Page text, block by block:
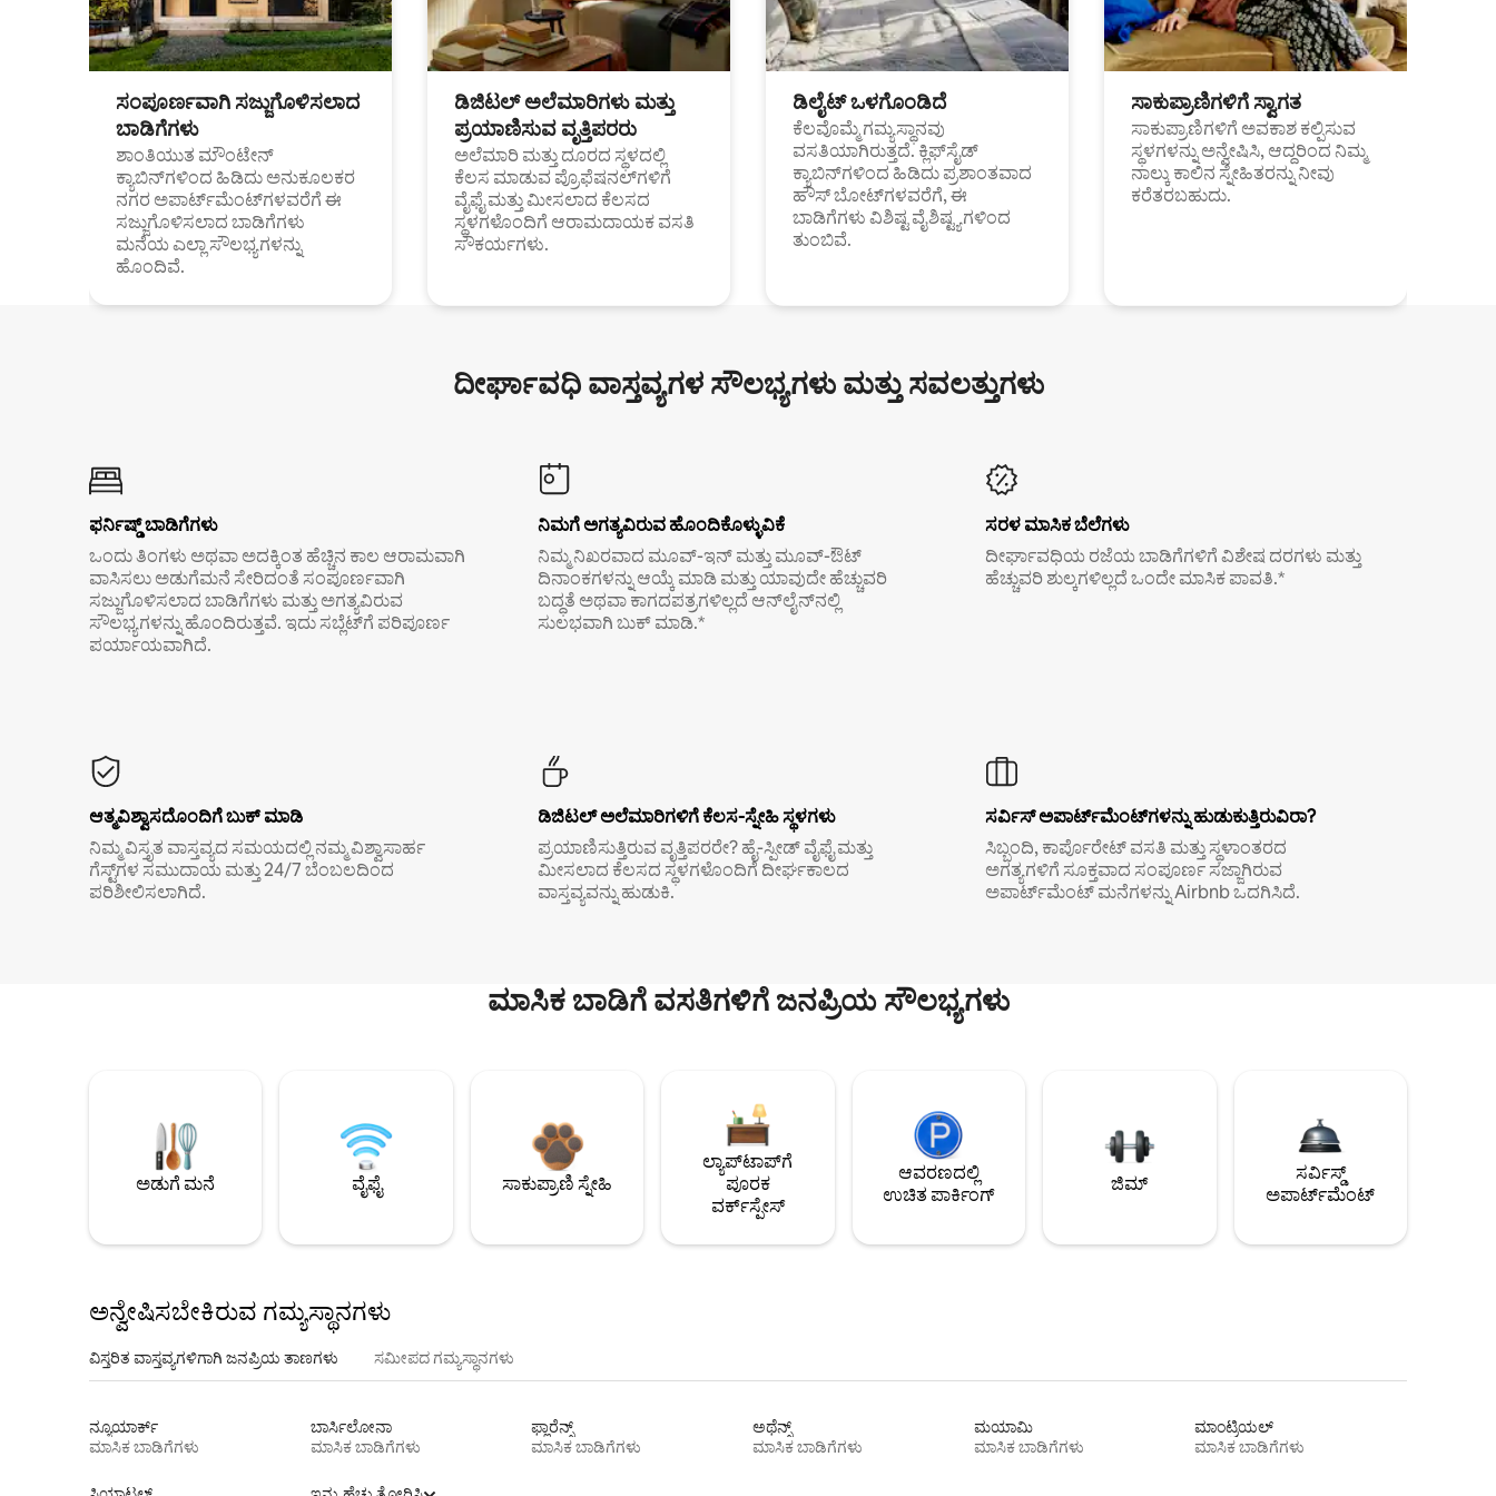
ಸಂಪೂರ್ಣವಾಗಿ ಸಜ್ಜುಗೊಳಿಸಲಾದ
ಬಾಡಿಗೆಗಳು
ಶಾಂತಿಯುತ ಮೌಂಟೇನ್
ಕ್ಯಾಬಿನ್‌ಗಳಿಂದ ಹಿಡಿದು ಅನುಕೂಲಕರ
ನಗರ ಅಪಾರ್ಟ್‌ಮೆಂಟ್‌ಗಳವರೆಗೆ ಈ
ಸಜ್ಜುಗೊಳಿಸಲಾದ ಬಾಡಿಗೆಗಳು
ಮನೆಯ ಎಲ್ಲಾ ಸೌಲಭ್ಯಗಳನ್ನು
ಹೊಂದಿವೆ.
ಡಿಜಿಟಲ್ ಅಲೆಮಾರಿಗಳು ಮತ್ತು
ಪ್ರಯಾಣಿಸುವ ವೃತ್ತಿಪರರು
ಅಲೆಮಾರಿ ಮತ್ತು ದೂರದ ಸ್ಥಳದಲ್ಲಿ
ಕೆಲಸ ಮಾಡುವ ಪ್ರೊಫೆಷನಲ್‌ಗಳಿಗೆ
ವೈಫೈ ಮತ್ತು ಮೀಸಲಾದ ಕೆಲಸದ
ಸ್ಥಳಗಳೊಂದಿಗೆ ಆರಾಮದಾಯಕ ವಸತಿ
ಸೌಕರ್ಯಗಳು.
ಡಿಲೈಟ್ ಒಳಗೊಂಡಿದೆ
ಕೆಲವೊಮ್ಮೆ ಗಮ್ಯಸ್ಥಾನವು
ವಸತಿಯಾಗಿರುತ್ತದೆ. ಕ್ಲಿಫ್‌ಸೈಡ್
ಕ್ಯಾಬಿನ್‌ಗಳಿಂದ ಹಿಡಿದು ಪ್ರಶಾಂತವಾದ
ಹೌಸ್ ಬೋಟ್‌ಗಳವರೆಗೆ, ಈ
ಬಾಡಿಗೆಗಳು ವಿಶಿಷ್ಟ ವೈಶಿಷ್ಟ್ಯಗಳಿಂದ
ತುಂಬಿವೆ.
ಸಾಕುಪ್ರಾಣಿಗಳಿಗೆ ಸ್ವಾಗತ
ಸಾಕುಪ್ರಾಣಿಗಳಿಗೆ ಅವಕಾಶ ಕಲ್ಪಿಸುವ
ಸ್ಥಳಗಳನ್ನು ಅನ್ವೇಷಿಸಿ, ಆದ್ದರಿಂದ ನಿಮ್ಮ
ನಾಲ್ಕು ಕಾಲಿನ ಸ್ನೇಹಿತರನ್ನು ನೀವು
ಕರೆತರಬಹುದು.
ದೀರ್ಘಾವಧಿ ವಾಸ್ತವ್ಯಗಳ ಸೌಲಭ್ಯಗಳು ಮತ್ತು ಸವಲತ್ತುಗಳು
ಫರ್ನಿಷ್ಡ್ ಬಾಡಿಗೆಗಳು
ಒಂದು ತಿಂಗಳು ಅಥವಾ ಅದಕ್ಕಿಂತ ಹೆಚ್ಚಿನ ಕಾಲ ಆರಾಮವಾಗಿ
ವಾಸಿಸಲು ಅಡುಗೆಮನೆ ಸೇರಿದಂತೆ ಸಂಪೂರ್ಣವಾಗಿ
ಸಜ್ಜುಗೊಳಿಸಲಾದ ಬಾಡಿಗೆಗಳು ಮತ್ತು ಅಗತ್ಯವಿರುವ
ಸೌಲಭ್ಯಗಳನ್ನು ಹೊಂದಿರುತ್ತವೆ. ಇದು ಸಬ್ಲೆಟ್‌ಗೆ ಪರಿಪೂರ್ಣ
ಪರ್ಯಾಯವಾಗಿದೆ.
ನಿಮಗೆ ಅಗತ್ಯವಿರುವ ಹೊಂದಿಕೊಳ್ಳುವಿಕೆ
ನಿಮ್ಮ ನಿಖರವಾದ ಮೂವ್-ಇನ್ ಮತ್ತು ಮೂವ್-ಔಟ್
ದಿನಾಂಕಗಳನ್ನು ಆಯ್ಕೆ ಮಾಡಿ ಮತ್ತು ಯಾವುದೇ ಹೆಚ್ಚುವರಿ
ಬದ್ಧತೆ ಅಥವಾ ಕಾಗದಪತ್ರಗಳಿಲ್ಲದೆ ಆನ್‌ಲೈನ್‌ನಲ್ಲಿ
ಸುಲಭವಾಗಿ ಬುಕ್ ಮಾಡಿ.*
ಸರಳ ಮಾಸಿಕ ಬೆಲೆಗಳು
ದೀರ್ಘಾವಧಿಯ ರಜೆಯ ಬಾಡಿಗೆಗಳಿಗೆ ವಿಶೇಷ ದರಗಳು ಮತ್ತು
ಹೆಚ್ಚುವರಿ ಶುಲ್ಕಗಳಿಲ್ಲದೆ ಒಂದೇ ಮಾಸಿಕ ಪಾವತಿ.*
ಆತ್ಮವಿಶ್ವಾಸದೊಂದಿಗೆ ಬುಕ್ ಮಾಡಿ
ನಿಮ್ಮ ವಿಸ್ತೃತ ವಾಸ್ತವ್ಯದ ಸಮಯದಲ್ಲಿ ನಮ್ಮ ವಿಶ್ವಾಸಾರ್ಹ
ಗೆಸ್ಟ್‌ಗಳ ಸಮುದಾಯ ಮತ್ತು 24/7 ಬೆಂಬಲದಿಂದ
ಪರಿಶೀಲಿಸಲಾಗಿದೆ.
ಡಿಜಿಟಲ್ ಅಲೆಮಾರಿಗಳಿಗೆ ಕೆಲಸ-ಸ್ನೇಹಿ ಸ್ಥಳಗಳು
ಪ್ರಯಾಣಿಸುತ್ತಿರುವ ವೃತ್ತಿಪರರೇ? ಹೈ-ಸ್ಪೀಡ್ ವೈಫೈ ಮತ್ತು
ಮೀಸಲಾದ ಕೆಲಸದ ಸ್ಥಳಗಳೊಂದಿಗೆ ದೀರ್ಘಕಾಲದ
ವಾಸ್ತವ್ಯವನ್ನು ಹುಡುಕಿ.
ಸರ್ವಿಸ್ ಅಪಾರ್ಟ್‌ಮೆಂಟ್‌ಗಳನ್ನು ಹುಡುಕುತ್ತಿರುವಿರಾ?
ಸಿಬ್ಬಂದಿ, ಕಾರ್ಪೊರೇಟ್ ವಸತಿ ಮತ್ತು ಸ್ಥಳಾಂತರದ
ಅಗತ್ಯಗಳಿಗೆ ಸೂಕ್ತವಾದ ಸಂಪೂರ್ಣ ಸಜ್ಜಾಗಿರುವ
ಅಪಾರ್ಟ್‌ಮೆಂಟ್ ಮನೆಗಳನ್ನು Airbnb ಒದಗಿಸಿದೆ.
ಮಾಸಿಕ ಬಾಡಿಗೆ ವಸತಿಗಳಿಗೆ ಜನಪ್ರಿಯ ಸೌಲಭ್ಯಗಳು
ಅಡುಗೆ ಮನೆ ವೈಫೈ ಸಾಕುಪ್ರಾಣಿ ಸ್ನೇಹಿ
ಲ್ಯಾಪ್‌ಟಾಪ್‌ಗೆ
ಪೂರಕ
ವರ್ಕ್‌ಸ್ಪೇಸ್
ಆವರಣದಲ್ಲಿ
ಉಚಿತ ಪಾರ್ಕಿಂಗ್
ಜಿಮ್
ಸರ್ವಿಸ್ಡ್
ಅಪಾರ್ಟ್‌ಮೆಂಟ್
ಅನ್ವೇಷಿಸಬೇಕಿರುವ ಗಮ್ಯಸ್ಥಾನಗಳು
ವಿಸ್ತರಿತ ವಾಸ್ತವ್ಯಗಳಿಗಾಗಿ ಜನಪ್ರಿಯ ತಾಣಗಳು ಸಮೀಪದ ಗಮ್ಯಸ್ಥಾನಗಳು
ನ್ಯೂಯಾರ್ಕ್
ಮಾಸಿಕ ಬಾಡಿಗೆಗಳು
ಬಾರ್ಸಿಲೋನಾ
ಮಾಸಿಕ ಬಾಡಿಗೆಗಳು
ಫ್ಲಾರೆನ್ಸ್
ಮಾಸಿಕ ಬಾಡಿಗೆಗಳು
ಅಥೆನ್ಸ್
ಮಾಸಿಕ ಬಾಡಿಗೆಗಳು
ಮಯಾಮಿ
ಮಾಸಿಕ ಬಾಡಿಗೆಗಳು
ಮಾಂಟ್ರಿಯಲ್
ಮಾಸಿಕ ಬಾಡಿಗೆಗಳು